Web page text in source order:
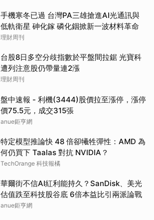
手機寒冬已過 台灣PA三雄搶進AI光通訊與
低軌衛星 砷化鎵 磷化銦掀新一波材料革命
理財周刊
台股8日多空分歧指數於平盤間拉鋸 光寶科
遭列注意股仍帶量連2漲
理財周刊
盤中速報 - 利機(3444)股價拉至漲停，漲停
價75.5元，成交315張
anue鉅亨網
特定模型推論快 48 倍卻犧牲彈性：AMD 為
何仍買下 Taalas 對抗 NVIDIA？
TechOrange 科技報橘
華爾街不信AI紅利能持久？SanDisk、美光
估值跌至科技股谷底 6倍本益比引兩派論戰
anue鉅亨網